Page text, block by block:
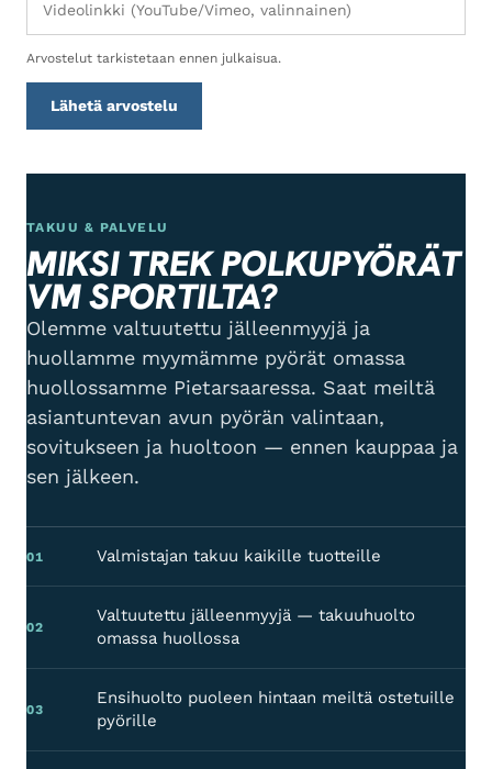
Arvostelut tarkistetaan ennen julkaisua.
Lähetä arvostelu
TAKUU & PALVELU
MIKSI TREK POLKUPYÖRÄT
VM SPORTILTA?
Olemme valtuutettu jälleenmyyjä ja
huollamme myymämme pyörät omassa
huollossamme Pietarsaaressa. Saat meiltä
asiantuntevan avun pyörän valintaan,
sovitukseen ja huoltoon — ennen kauppaa ja
sen jälkeen.
01 Valmistajan takuu kaikille tuotteille
02
Valtuutettu jälleenmyyjä — takuuhuolto
omassa huollossa
03
Ensihuolto puoleen hintaan meiltä ostetuille
pyörille